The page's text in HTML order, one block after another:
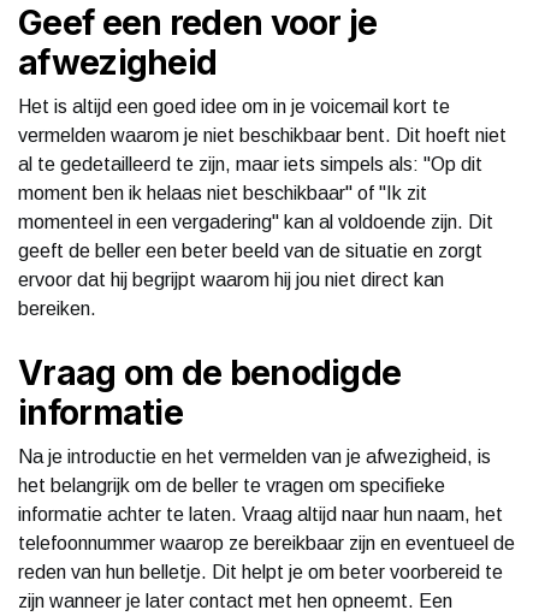
Geef een reden voor je
afwezigheid
Het is altijd een goed idee om in je voicemail kort te
vermelden waarom je niet beschikbaar bent. Dit hoeft niet
al te gedetailleerd te zijn, maar iets simpels als: "Op dit
moment ben ik helaas niet beschikbaar" of "Ik zit
momenteel in een vergadering" kan al voldoende zijn. Dit
geeft de beller een beter beeld van de situatie en zorgt
ervoor dat hij begrijpt waarom hij jou niet direct kan
bereiken.
Vraag om de benodigde
informatie
Na je introductie en het vermelden van je afwezigheid, is
het belangrijk om de beller te vragen om specifieke
informatie achter te laten. Vraag altijd naar hun naam, het
telefoonnummer waarop ze bereikbaar zijn en eventueel de
reden van hun belletje. Dit helpt je om beter voorbereid te
zijn wanneer je later contact met hen opneemt. Een